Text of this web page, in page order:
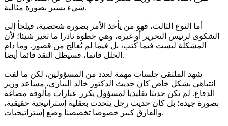
شيء يسير بصورة مثالية.
أما النوع الثالث، فهو من يأخذ الأمر بصورة شخصية، فيلجأ إلى
الشكوى لرئيس التحرير أو غيره، وهي خطوة نادرا ما تغير شيئا؛ لأن
المشكلة ليست فيما كُتب، بل فيما لم يُعالج من قصور. وما دام
الخلل قائما، فسيظل النقد قائما أيضا.
شهد الملتقى جلسات مهمة لعدد من المسؤولين، لكن ما لفت
انتباهي بشكل خاص كان حديث الدكتور خالد البياري، مساعد وزير
الدفاع. لم يكن حديثا تقليديا لمسؤول يكرر عبارات مألوفة مصاغة
بصورة جيدة؛ بل كان حديث رجل يتحدث بعقلية إستراتيجية حقيقية،
والفارق كبير خصوصا تخصصنا وضع إستراتيجيات.